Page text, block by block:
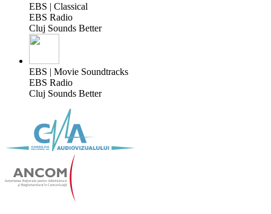
EBS | Classical
EBS Radio
Cluj Sounds Better
EBS | Movie Soundtracks
EBS Radio
Cluj Sounds Better